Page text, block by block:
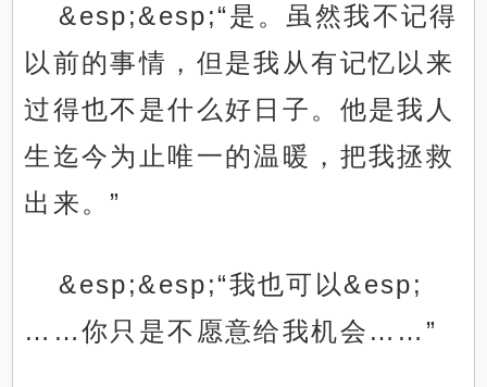
&esp;&esp;“是。虽然我不记得
以前的事情，但是我从有记忆以来
过得也不是什么好日子。他是我人
生迄今为止唯一的温暖，把我拯救
出来。”
&esp;&esp;“我也可以&esp;
……你只是不愿意给我机会……”